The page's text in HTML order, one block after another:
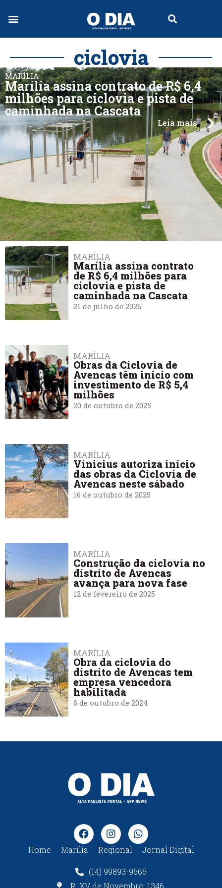
ciclovia
MARÍLIA
Marília assina contrato de R$ 6,4
milhões para ciclovia e pista de
caminhada na Cascata
Leia mais
MARÍLIA
Marília assina contrato
de R$ 6,4 milhões para
ciclovia e pista de
caminhada na Cascata
21 de julho de 2026
MARÍLIA
Obras da Ciclovia de
Avencas têm início com
investimento de R$ 5,4
milhões
20 de outubro de 2025
MARÍLIA
Vinicius autoriza início
das obras da Ciclovia de
Avencas neste sábado
16 de outubro de 2025
MARÍLIA
Construção da ciclovia no
distrito de Avencas
avança para nova fase
12 de fevereiro de 2025
MARÍLIA
Obra da ciclovia do
distrito de Avencas tem
empresa vencedora
habilitada
6 de outubro de 2024
Home Marília Regional Jornal Digital
(14) 99893-9665
R. XV de Novembro, 1346